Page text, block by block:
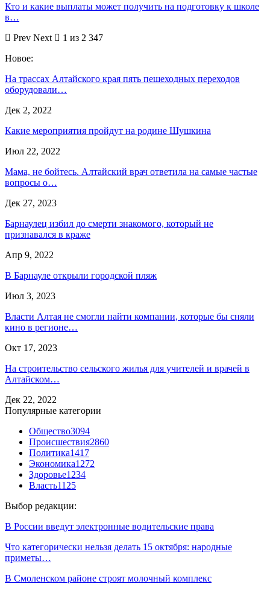
Кто и какие выплаты может получить на подготовку к школе
в…
Prev Next
1 из 2 347
Новое:
На трассах Алтайского края пять пешеходных переходов
оборудовали…
Дек 2, 2022
Какие мероприятия пройдут на родине Шушкина
Июл 22, 2022
Мама, не бойтесь. Алтайский врач ответила на самые частые
вопросы о…
Дек 27, 2023
Барнаулец избил до смерти знакомого, который не
признавался в краже
Апр 9, 2022
В Барнауле открыли городской пляж
Июл 3, 2023
Власти Алтая не смогли найти компании, которые бы сняли
кино в регионе…
Окт 17, 2023
На строительство сельского жилья для учителей и врачей в
Алтайском…
Дек 22, 2022
Популярные категории
Общество3094
Происшествия2860
Политика1417
Экономика1272
Здоровье1234
Власть1125
Выбор редакции:
В России введут электронные водительские права
Что категорически нельзя делать 15 октября: народные
приметы…
В Смоленском районе строят молочный комплекс